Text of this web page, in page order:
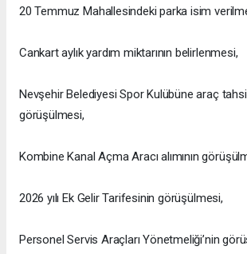
20 Temmuz Mahallesindeki parka isim
Cankart aylık yardım miktarının belirlenmesi,
Nevşehir Belediyesi Spor Kulübüne araç
görüşülmesi,
Kombine Kanal Açma Aracı alımının
2026 yılı Ek Gelir Tarifesinin görüşülmesi,
Personel Servis Araçları Yönetmeliği’nin